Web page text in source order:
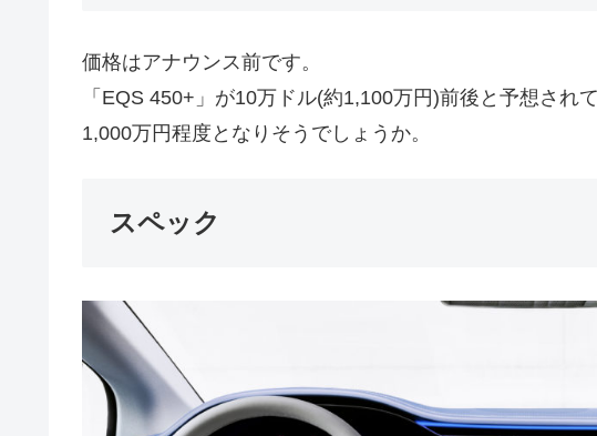
価格はアナウンス前です。
「EQS 450+」が10万ドル(約1,100万円)前後と予想され
1,000万円程度となりそうでしょうか。
スペック